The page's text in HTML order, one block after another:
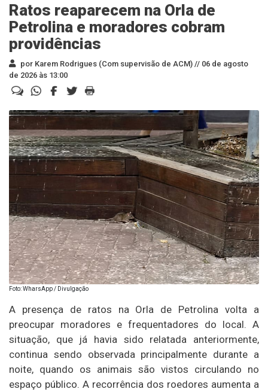
Ratos reaparecem na Orla de
Petrolina e moradores cobram
providências
por Karem Rodrigues (Com supervisão de ACM) // 06 de agosto
de 2026 às 13:00
Foto: WharsApp / Divulgação
A presença de ratos na Orla de Petrolina volta a
preocupar moradores e frequentadores do local. A
situação, que já havia sido relatada anteriormente,
continua sendo observada principalmente durante a
noite, quando os animais são vistos circulando no
espaço público. A recorrência dos roedores aumenta a